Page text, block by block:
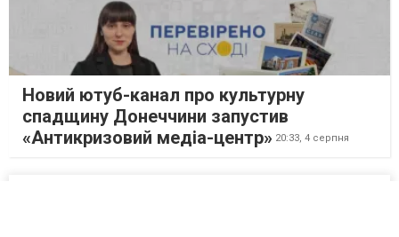
Новий ютуб-канал про культурну
спадщину Донеччини запустив
«Антикризовий медіа-центр» 20:33, 4 серпня